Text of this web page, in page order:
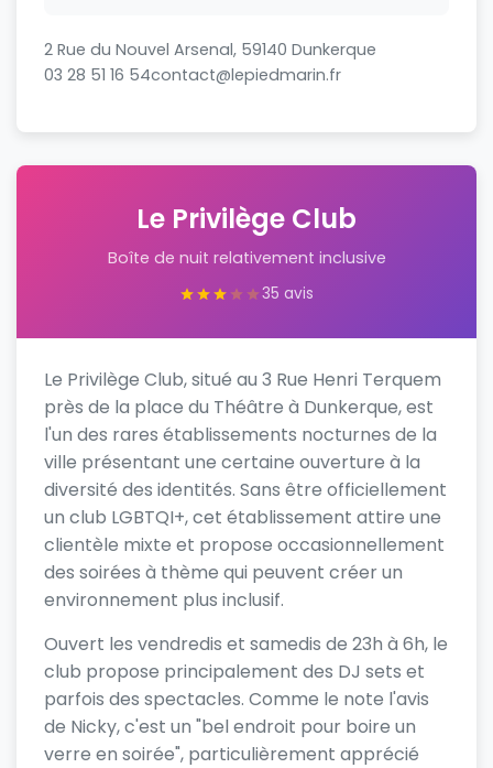
2 Rue du Nouvel Arsenal, 59140 Dunkerque
03 28 51 16 54contact@lepiedmarin.fr
Le Privilège Club
Boîte de nuit relativement inclusive
35 avis
Le Privilège Club, situé au 3 Rue Henri Terquem
près de la place du Théâtre à Dunkerque, est
l'un des rares établissements nocturnes de la
ville présentant une certaine ouverture à la
diversité des identités. Sans être officiellement
un club LGBTQI+, cet établissement attire une
clientèle mixte et propose occasionnellement
des soirées à thème qui peuvent créer un
environnement plus inclusif.
Ouvert les vendredis et samedis de 23h à 6h, le
club propose principalement des DJ sets et
parfois des spectacles. Comme le note l'avis
de Nicky, c'est un "bel endroit pour boire un
verre en soirée", particulièrement apprécié